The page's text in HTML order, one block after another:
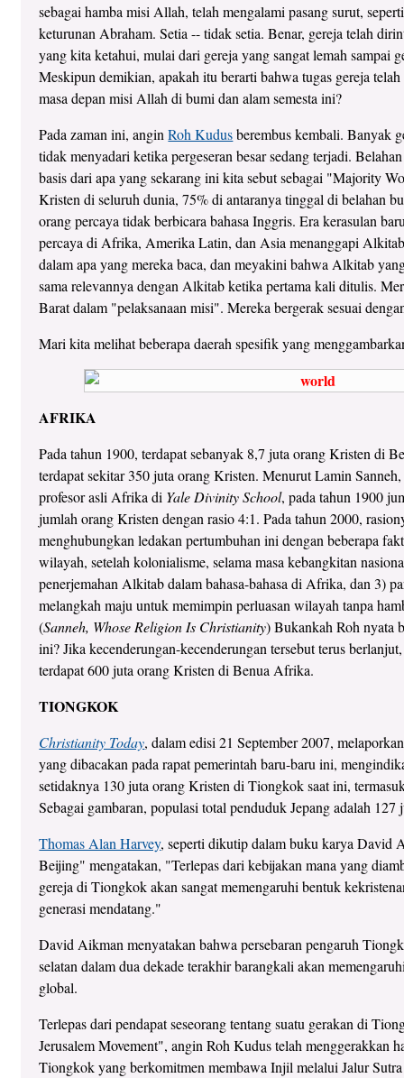
sebagai hamba misi Allah, telah mengalami pasang surut,
keturunan Abraham. Setia -- tidak setia. Benar, gereja telah
yang kita ketahui, mulai dari gereja yang sangat lemah sampai
Meskipun demikian, apakah itu berarti bahwa tugas gereja
masa depan misi Allah di bumi dan alam semesta ini?
Pada zaman ini, anginRoh Kudusberembus kembali. Banyak
tidak menyadari ketika pergeseran besar sedang terjadi.
basis dari apa yang sekarang ini kita sebut sebagai "Majority
Kristen di seluruh dunia, 75% di antaranya tinggal di belahan
orang percaya tidak berbicara bahasa Inggris. Era kerasulan
percaya di Afrika, Amerika Latin, dan Asia menanggapi
dalam apa yang mereka baca, dan meyakini bahwa Alkitab
sama relevannya dengan Alkitab ketika pertama kali ditulis.
Barat dalam "pelaksanaan misi". Mereka bergerak sesuai
Mari kita melihat beberapa daerah spesifik yang
AFRIKA
Pada tahun 1900, terdapat sebanyak 8,7 juta orang Kristen di
terdapat sekitar 350 juta orang Kristen. Menurut Lamin
profesor asli Afrika di Yale Divinity School, pada tahun 1900
jumlah orang Kristen dengan rasio 4:1. Pada tahun 2000,
menghubungkan ledakan pertumbuhan ini dengan beberapa
wilayah, setelah kolonialisme, selama masa kebangkitan
penerjemahan Alkitab dalam bahasa-bahasa di Afrika, dan 3)
melangkah maju untuk memimpin perluasan wilayah tanpa
(Sanneh, Whose Religion Is Christianity) Bukankah Roh nyata
ini? Jika kecenderungan-kecenderungan tersebut terus
terdapat 600 juta orang Kristen di Benua Afrika.
TIONGKOK
Christianity Today, dalam edisi 21 September 2007,
yang dibacakan pada rapat pemerintah baru-baru ini,
setidaknya 130 juta orang Kristen di Tiongkok saat ini,
Sebagai gambaran, populasi total penduduk Jepang adalah 127
Thomas Alan Harvey, seperti dikutip dalam buku karya David
Beijing" mengatakan, "Terlepas dari kebijakan mana yang
gereja di Tiongkok akan sangat memengaruhi bentuk
generasi mendatang."
David Aikman menyatakan bahwa persebaran pengaruh
selatan dalam dua dekade terakhir barangkali akan
global.
Terlepas dari pendapat seseorang tentang suatu gerakan di
Jerusalem Movement", angin Roh Kudus telah menggerakkan
Tiongkok yang berkomitmen membawa Injil melalui Jalur